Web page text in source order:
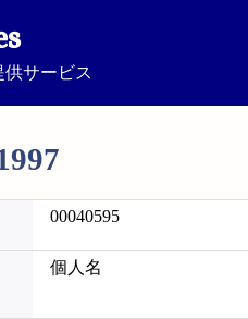
サービス
00040595
個人名